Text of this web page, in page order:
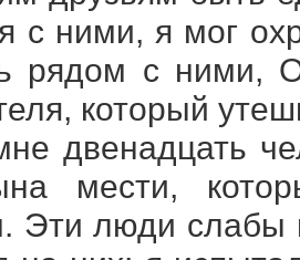
с ними, я мог
рядом с ними,
который
двенадцать
мести,
Эти люди